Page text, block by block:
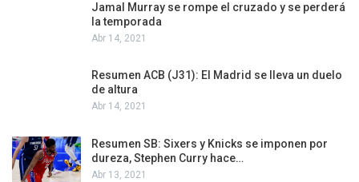
Jamal Murray se rompe el cruzado y se perderá
la temporada
Abr 14, 2021
Resumen ACB (J31): El Madrid se lleva un duelo
de altura
Abr 14, 2021
Resumen SB: Sixers y Knicks se imponen por
dureza, Stephen Curry hace…
Abr 13, 2021